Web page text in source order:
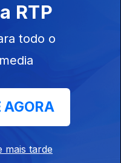
18 jun. 2026
RTP
todo o
AGORA
mais tarde